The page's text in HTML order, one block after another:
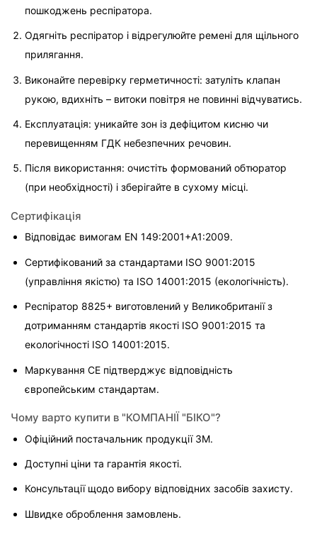
пошкоджень респіратора.
Одягніть респіратор і відрегулюйте ремені для щільного
прилягання.
Виконайте перевірку герметичності: затуліть клапан
рукою, вдихніть – витоки повітря не повинні відчуватись.
Експлуатація: уникайте зон із дефіцитом кисню чи
перевищенням ГДК небезпечних речовин.
Після використання: очистіть формований обтюратор
(при необхідності) і зберігайте в сухому місці.
Сертифікація
Відповідає вимогам EN 149:2001+A1:2009.
Сертифікований за стандартами ISO 9001:2015
(управління якістю) та ISO 14001:2015 (екологічність).
Респіратор 8825+ виготовлений у Великобританії з
дотриманням стандартів якості ISO 9001:2015 та
екологічності ISO 14001:2015.
Маркування CE підтверджує відповідність
європейським стандартам.
Чому варто купити в "КОМПАНІЇ "БІКО"?
Офіційний постачальник продукції 3M.
Доступні ціни та гарантія якості.
Консультації щодо вибору відповідних засобів захисту.
Швидке оброблення замовлень.